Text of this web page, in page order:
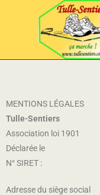
MENTIONS LÉGALES
Tulle-Sentiers
Association loi 1901
Déclarée le
N° SIRET :
Adresse du siège social